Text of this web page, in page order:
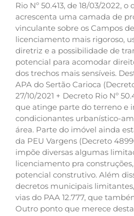
Rio Nº 50.413, de 18/03/2022,
acrescenta uma camada de
vinculante sobre os Campos
licenciamento mais rigoroso,
diretriz e a possibilidade de
potencial para acomodar
dos trechos mais sensíveis.
APA do Sertão Carioca
27/10/2021 + Decreto Rio Nº
que atinge parte do terreno e
condicionantes urbanístico-
área. Parte do imóvel ainda
da PEU Vargens (Decreto
impõe diversas algumas
licenciamento pra
potencial construtivo. Além
decretos municipais limitantes,
vias do PAA 12.777, que
Outro ponto que merece